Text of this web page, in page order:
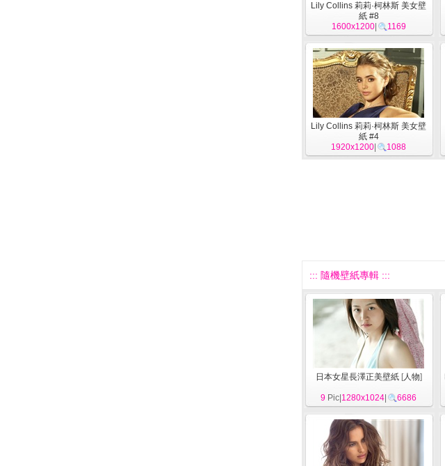
Lily Collins 莉莉·柯林斯 美女壁
紙 #8
1600x1200| 1169
Lily Collins 莉莉·柯林斯 美女壁
紙 #4
1920x1200
1088
::: 隨機壁紙專輯 :::
日本女星長澤正美壁紙[人物]
9 Pic| 1280x1024 6686